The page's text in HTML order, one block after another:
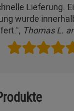
Lieferung.
wurde
Thomas L.